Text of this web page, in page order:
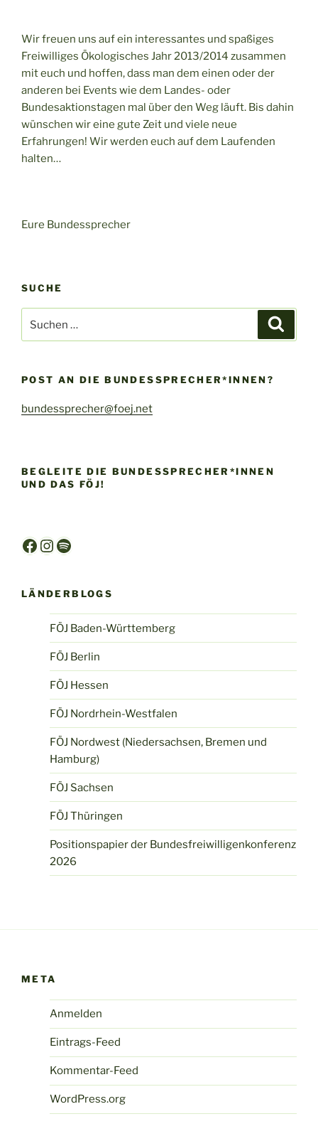
Wir freuen uns auf ein interessantes und spaßiges
Freiwilliges Ökologisches Jahr 2013/2014 zusammen
mit euch und hoffen, dass man dem einen oder der
anderen bei Events wie dem Landes- oder
Bundesaktionstagen mal über den Weg läuft. Bis dahin
wünschen wir eine gute Zeit und viele neue
Erfahrungen! Wir werden euch auf dem Laufenden
halten…
Eure Bundessprecher
SUCHE
nach:
POST AN DIE BUNDESSPRECHER*INNEN?
bundessprecher@foej.net
BEGLEITE DIE BUNDESSPRECHER*INNEN
UND DAS FÖJ!
Facebook
Instagram
Spotify
LÄNDERBLOGS
FÖJ Baden-Württemberg
FÖJ Berlin
FÖJ Hessen
FÖJ Nordrhein-Westfalen
FÖJ Nordwest (Niedersachsen, Bremen und
Hamburg)
FÖJ Sachsen
FÖJ Thüringen
Positionspapier der Bundesfreiwilligenkonferenz
2026
META
Anmelden
Eintrags-Feed
Kommentar-Feed
WordPress.org